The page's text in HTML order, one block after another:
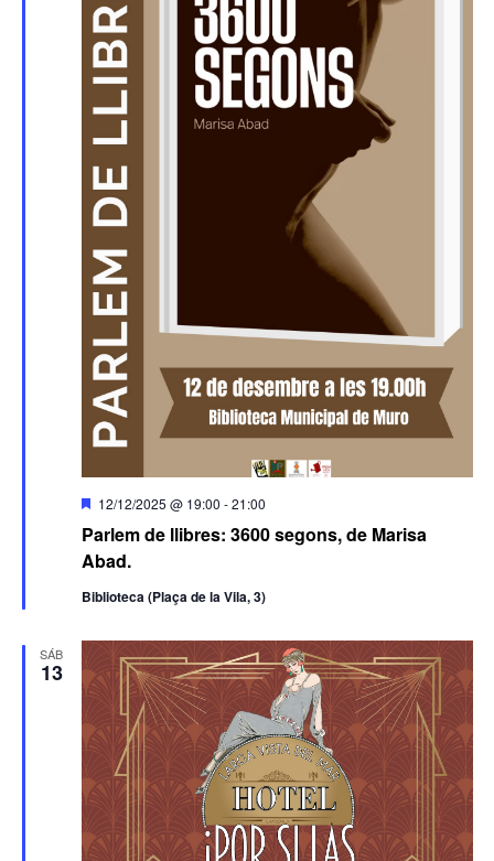
Parlem de llibres: 3600 segons, de Marisa
Abad.
Destacado
12/12/2025 @ 19:00 -21:00
Biblioteca (Plaça de la Vila, 3)
SÁB
13